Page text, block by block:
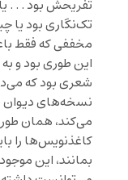
تفریحش بود . . .
تک‌نگاری بود یا
مخففی که فقط
این طوری بود و
شعری بود که
نسخه‌های دیوان
می‌کند، همان
کاغذنویس‌ها را
بمانند، این